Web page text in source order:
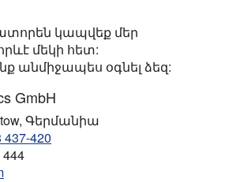
կապվեք մեր
մեկի հետ:
անմիջապես օգնել ձեզ:
GmbH
Գերմանիա
437-420